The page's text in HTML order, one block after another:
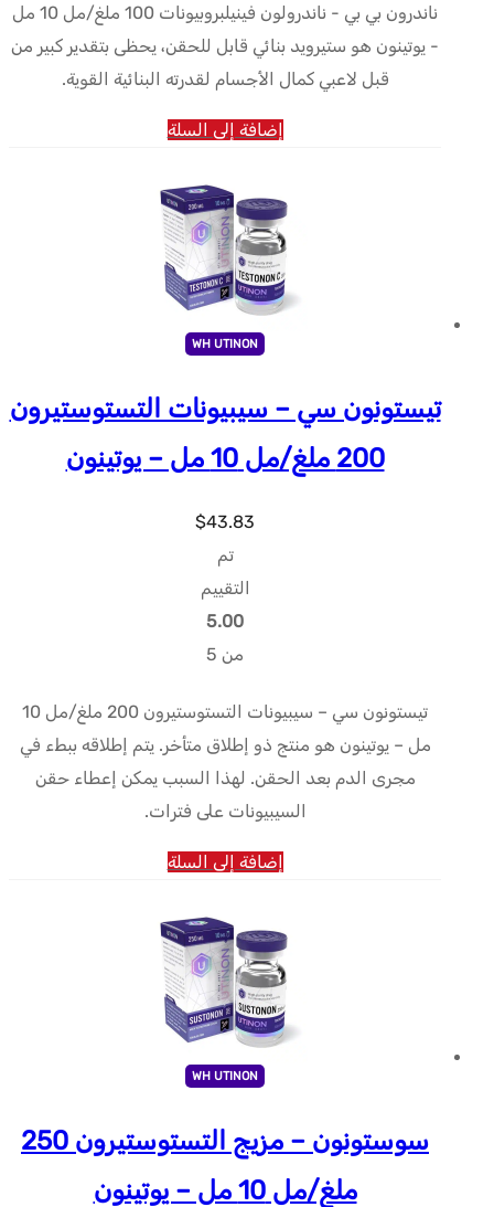
ناندرون بي بي - ناندرولون فينيلبروبيونات 100 ملغ/مل 10 مل
- يوتينون هو ستيرويد بنائي قابل للحقن، يحظى بتقدير كبير من
قبل لاعبي كمال الأجسام لقدرته البنائية القوية.
إضافة إلى السلة
WH UTINON
تيستونون سي – سيبيونات التستوستيرون
200 ملغ/مل 10 مل – يوتينون
$43.83
تم
التقييم
5.00
من 5
تيستونون سي – سيبيونات التستوستيرون 200 ملغ/مل 10
مل – يوتينون هو منتج ذو إطلاق متأخر. يتم إطلاقه ببطء في
مجرى الدم بعد الحقن. لهذا السبب يمكن إعطاء حقن
السيبيونات على فترات.
إضافة إلى السلة
WH UTINON
سوستونون – مزيج التستوستيرون 250
ملغ/مل 10 مل – يوتينون